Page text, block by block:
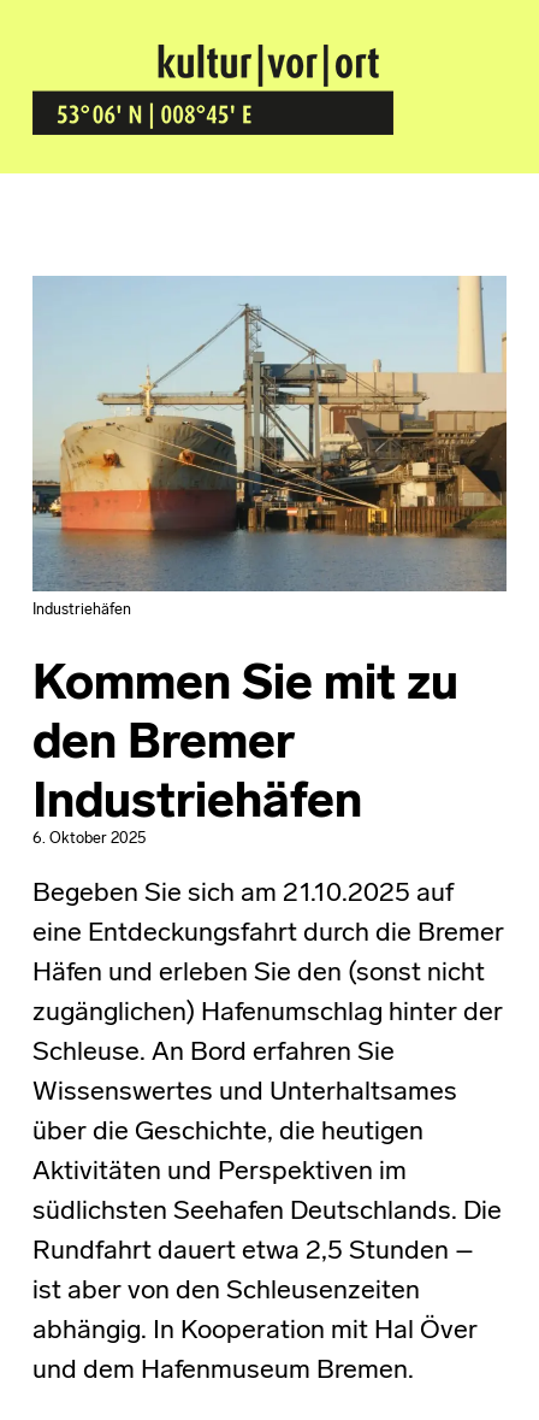
Kultur Vor Ort
BREMEN GRÖPELINGEN
Industriehäfen
Kommen Sie mit zu
den Bremer
Industriehäfen
6. Oktober 2025
Begeben Sie sich am 21.10.2025 auf
eine Entdeckungsfahrt durch die Bremer
Häfen und erleben Sie den (sonst nicht
zugänglichen) Hafenumschlag hinter der
Schleuse. An Bord erfahren Sie
Wissenswertes und Unterhaltsames
über die Geschichte, die heutigen
Aktivitäten und Perspektiven im
südlichsten Seehafen Deutschlands. Die
Rundfahrt dauert etwa 2,5 Stunden –
ist aber von den Schleusenzeiten
abhängig. In Kooperation mit Hal Över
und dem Hafenmuseum Bremen.